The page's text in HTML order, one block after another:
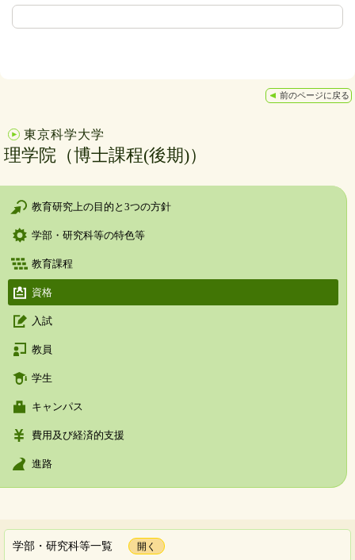
前のページに戻る
東京科学大学
理学院（博士課程(後期)）
教育研究上の目的と3つの方針
学部・研究科等の特色等
教育課程
資格
入試
教員
学生
キャンパス
費用及び経済的支援
進路
学部・研究科等一覧